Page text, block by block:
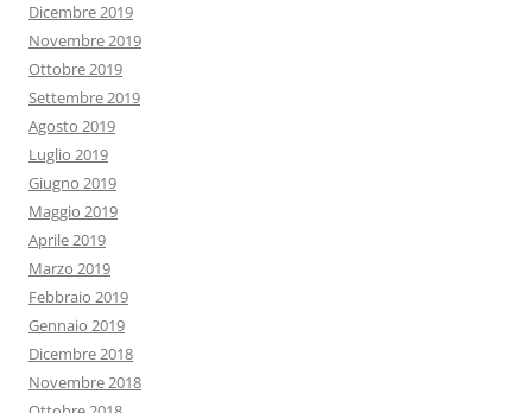
Dicembre 2019
Novembre 2019
Ottobre 2019
Settembre 2019
Agosto 2019
Luglio 2019
Giugno 2019
Maggio 2019
Aprile 2019
Marzo 2019
Febbraio 2019
Gennaio 2019
Dicembre 2018
Novembre 2018